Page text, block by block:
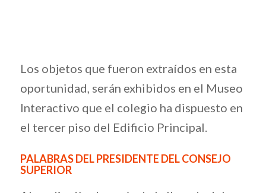
Los objetos que fueron extraídos en esta
oportunidad, serán exhibidos en el Museo
Interactivo que el colegio ha dispuesto en
el tercer piso del Edificio Principal.
PALABRAS DEL PRESIDENTE DEL CONSEJO
SUPERIOR